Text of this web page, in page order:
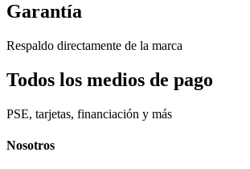
Garantía
Respaldo directamente de la marca
Todos los medios de pago
PSE, tarjetas, financiación y más
Nosotros